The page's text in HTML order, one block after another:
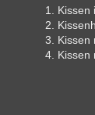
Kissen
Kissen
Kissen